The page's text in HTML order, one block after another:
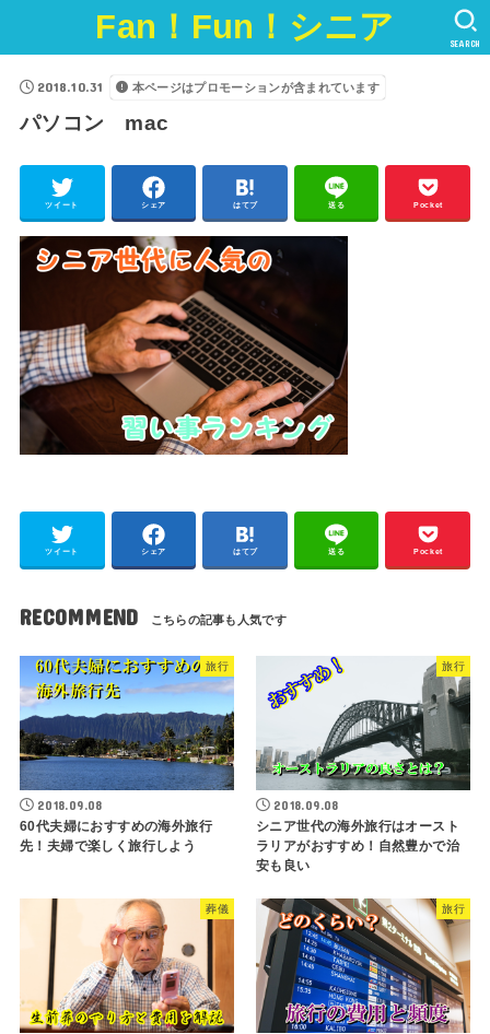
Fan！Fun！シニア SEARCH
2018.10.31 本ページはプロモーションが含まれています
パソコン mac
ツイート シェア はてブ 送る Pocket
ツイート シェア はてブ 送る Pocket
RECOMMEND
旅行
2018.09.08
60代夫婦におすすめの海外旅行
先！夫婦で楽しく旅行しよう
旅行
2018.09.08
シニア世代の海外旅行はオースト
ラリアがおすすめ！自然豊かで治
安も良い
葬儀 旅行